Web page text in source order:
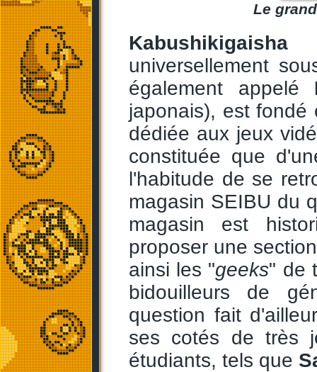
Le
universellement
également appelé
japonais), est fondé
dédiée aux jeux
constituée que
l'habitude de se
magasin SEIBU du
magasin est
proposer une
ainsi les "geeks" de
bidouilleurs de
question fait
ses cotés de très
étudiants, tels que